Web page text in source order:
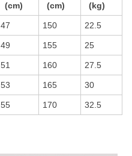
(cm)
(cm)
(kg)
47 150 22.5
49 155 25
51 160 27.5
53 165 30
55 170 32.5